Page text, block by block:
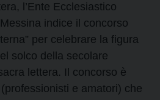
l’Ente Ecclesiastico
indice il concorso
per celebrare la figura
solco della secolare
lettera. Il concorso è
e amatori) che